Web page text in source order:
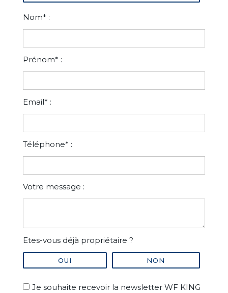
Nom* :
Prénom* :
Email* :
Téléphone* :
Votre message :
Etes-vous déjà propriétaire ?
OUI NON
Je souhaite recevoir la newsletter WF KING